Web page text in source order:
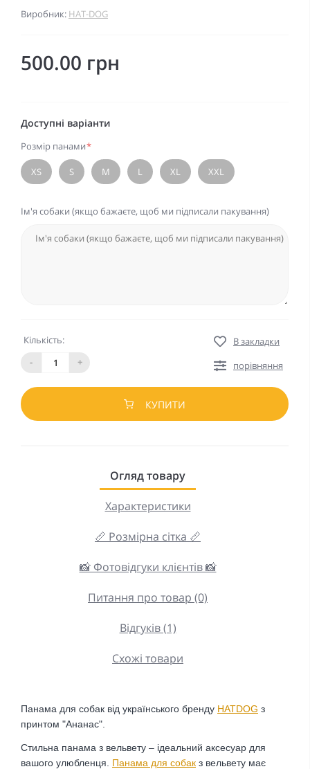
Виробник: HAT-DOG
500.00 грн
Доступні варіанти
Розмір панами*
XS S M L XL XXL
Ім'я собаки (якщо бажаєте, щоб ми підписали пакування)
Кількість:
-
+
В закладки
порівняння
КУПИТИ
Огляд товару
Характеристики
📏 Розмірна сітка 📏
📸 Фотовідгуки клієнтів 📸
Питання про товар (0)
Відгуків (1)
Схожі товари
Панама для собак від українського бренду HATDOG з
принтом "Ананас".
Стильна панама з вельвету – ідеальний аксесуар для
вашого улюбленця. Панама для собак з вельвету має